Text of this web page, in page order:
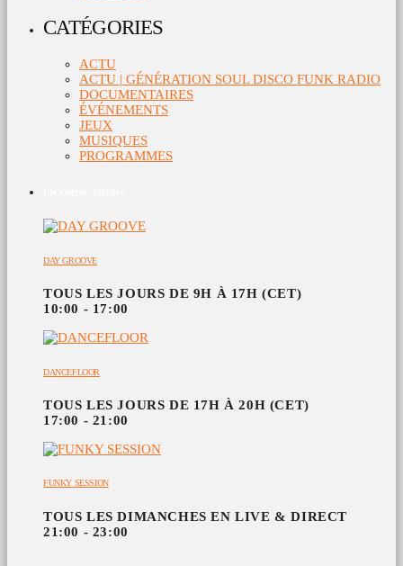
CATÉGORIES
ACTU
ACTU | GÉNÉRATION SOUL DISCO FUNK RADIO
DOCUMENTAIRES
ÉVÉNEMENTS
JEUX
MUSIQUES
PROGRAMMES
DAY GROOVE
TOUS LES JOURS DE 9H À 17H (CET)
10:00 - 17:00
DANCEFLOOR
TOUS LES JOURS DE 17H À 20H (CET)
17:00 - 21:00
FUNKY SESSION
TOUS LES DIMANCHES EN LIVE & DIRECT
21:00 - 23:00